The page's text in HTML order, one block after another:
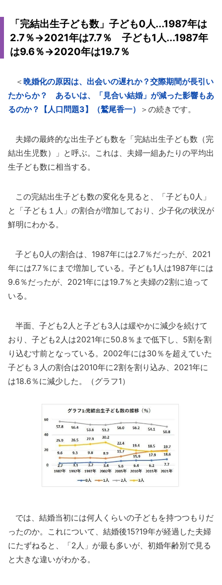
「完結出生子ども数」子ども0人...1987年は
2.7％→2021年は7.7％ 子ども1人...1987年
は9.6％→2020年は19.7％
＜ 晩婚化の原因は、出会いの遅れか？交際期間が長引い
たからか？ あるいは、「見合い結婚」が減った影響もあ
るのか？【人口問題3】（鷲尾香一）
＞の続きです。
夫婦の最終的な出生子ども数を「完結出生子ども数（完
結出生児数）」と呼ぶ。これは、夫婦一組あたりの平均出
生子ども数に相当する。
この完結出生子ども数の変化を見ると、「子ども0人」
と「子ども１人」の割合が増加しており、少子化の状況が
鮮明にわかる。
子ども0人の割合は、1987年には2.7％だったが、2021
年には7.7％にまで増加している。子ども1人は1987年には
9.6％だったが、2021年には19.7％と夫婦の2割に迫って
いる。
半面、子ども2人と子ども3人は緩やかに減少を続けて
おり、子ども2人は2021年に50.8％まで低下し、5割を割
り込む寸前となっている。2002年には30％を超えていた
子ども３人の割合は2010年に2割を割り込み、2021年に
は18.6％に減少した。（グラフ1）
では、結婚当初には何人くらいの子どもを持つつもりだ
ったのか。これについて、結婚後15?19年が経過した夫婦
にたずねると、「2人」が最も多いが、初婚年齢別で見る
と大きな違いがわかる。